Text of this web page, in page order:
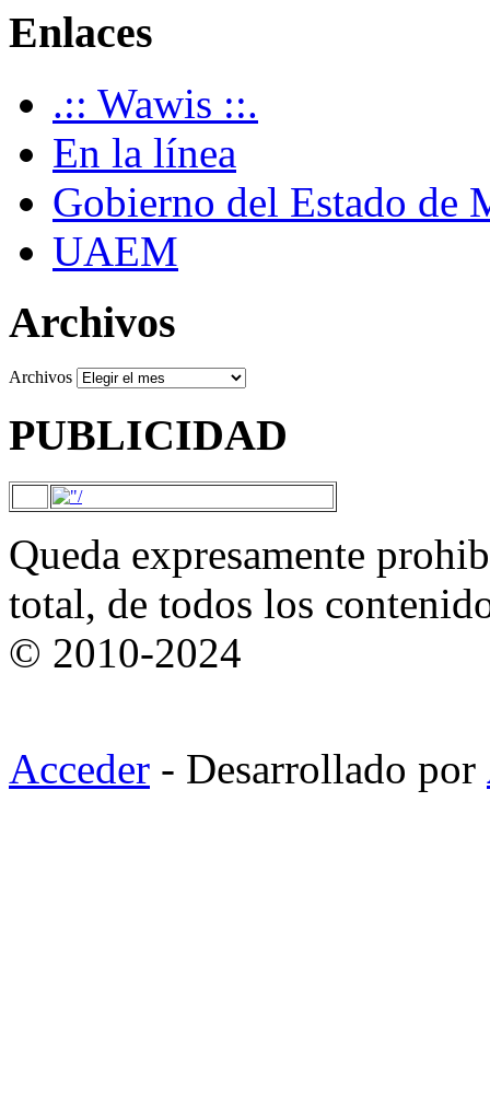
Enlaces
.:: Wawis ::.
En la línea
Gobierno del Estado de
UAEM
Archivos
Archivos
PUBLICIDAD
Queda expresamente
total, de todos los
© 2010-2024
Acceder - Desarrollado por